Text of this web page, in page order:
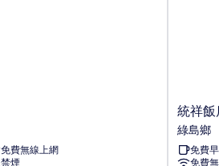
免費無線上網
禁煙
統
祥
飯
店
統祥飯
綠島鄉
免費
免費